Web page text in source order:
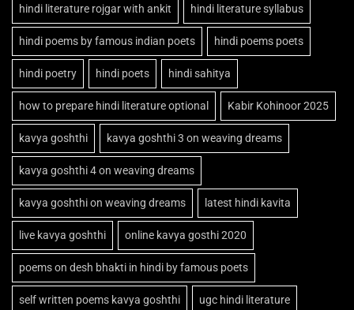
hindi literature rojgar with ankit hindi literature syllabus
hindi poems by famous indian poets hindi poems poets
hindi poetry hindi poets hindi sahitya
how to prepare hindi literature optional Kabir Kohinoor 2025
kavya goshthi kavya goshthi 3 on weaving dreams
kavya goshthi 4 on weaving dreams
kavya goshthi on weaving dreams latest hindi kavita
live kavya goshthi online kavya gosthi 2020
poems on desh bhakti in hindi by famous poets
self written poems kavya goshthi ugc hindi literature